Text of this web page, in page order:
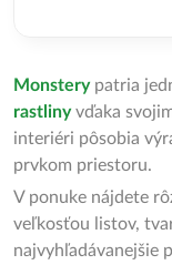
Monstery patria
rastlinyvďaka
interiéri pôsobia
prvkom priestoru.
V ponuke nájdete
veľkosťou listov,
najvyhľadávanejšie